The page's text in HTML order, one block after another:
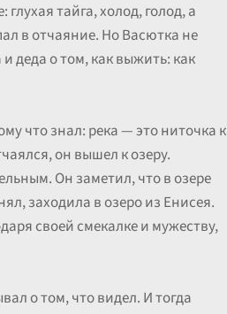
тайга, холод, голод, а
в отчаяние. Но Васютка не
деда о том, как выжить: как
что знал: река — это ниточка к
он вышел к озеру.
Он заметил, что в озере
заходила в озеро из Енисея.
своей смекалке и мужеству,
о том, что видел. И тогда